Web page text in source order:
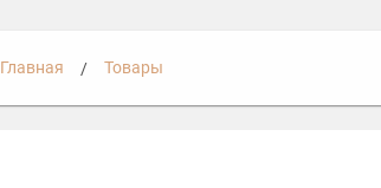
Главная Товары